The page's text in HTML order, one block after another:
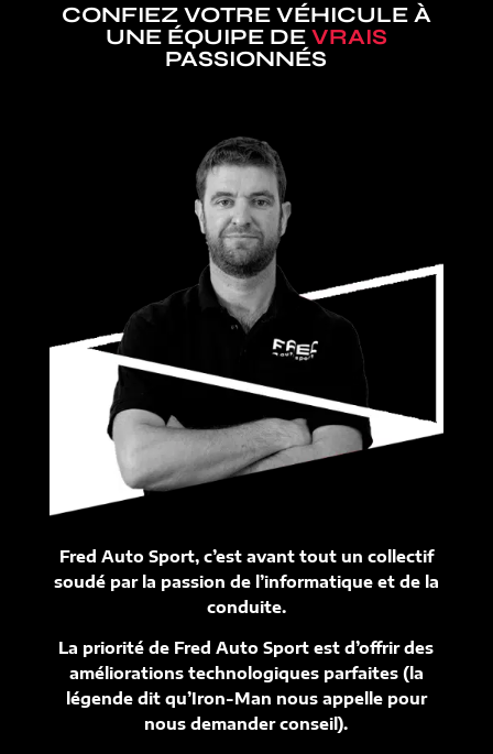
CONFIEZ VOTRE VÉHICULE À
UNE ÉQUIPE DE VRAIS
PASSIONNÉS
Fred Auto Sport, c’est avant tout un collectif
soudé par la passion de l’informatique et de la
conduite.
La priorité de Fred Auto Sport est d’offrir des
améliorations technologiques parfaites (la
légende dit qu’Iron-Man nous appelle pour
nous demander conseil).